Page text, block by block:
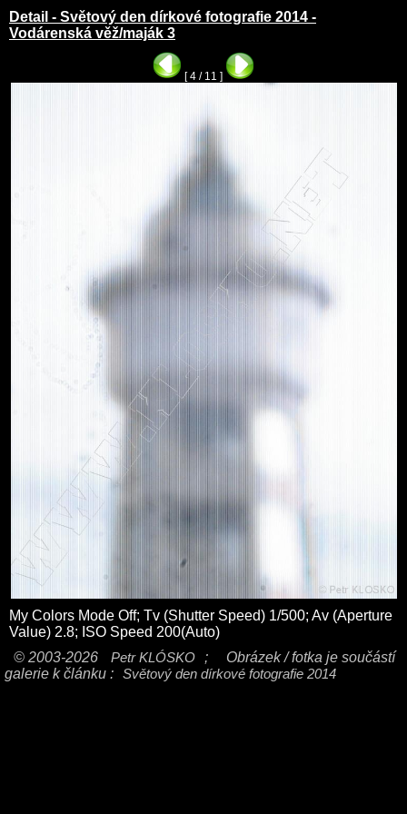
Detail - Světový den dírkové fotografie 2014 -
Vodárenská věž/maják 3
[ 4 / 11 ]
My Colors Mode Off; Tv (Shutter Speed) 1/500; Av (Aperture
Value) 2.8; ISO Speed 200(Auto)
© 2003-2026
Petr KLÓSKO ;
Obrázek / fotka je součástí
galerie k článku : Světový den dírkové fotografie 2014